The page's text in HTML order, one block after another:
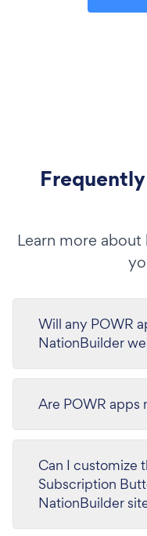
Learn more
Will any POWR
NationBuilder
Are POWR
Can I customize
Subscription
NationBuilder